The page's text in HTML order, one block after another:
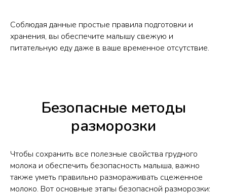
Соблюдая данные простые правила подготовки и
хранения, вы обеспечите малышу свежую и
питательную еду даже в ваше временное отсутствие.
Безопасные методы
разморозки
Чтобы сохранить все полезные свойства грудного
молока и обеспечить безопасность малыша, важно
также уметь правильно размораживать сцеженное
молоко. Вот основные этапы безопасной разморозки: